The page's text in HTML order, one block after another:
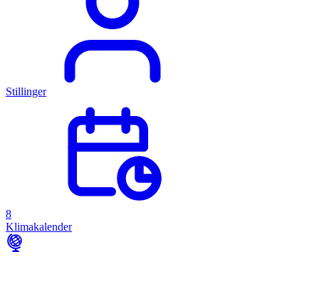
Stillinger
8
Klimakalender